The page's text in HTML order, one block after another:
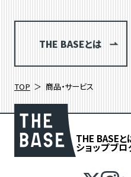
THE BASEとは
TOP 商品・サービス
THE BASEと
ショップブロ